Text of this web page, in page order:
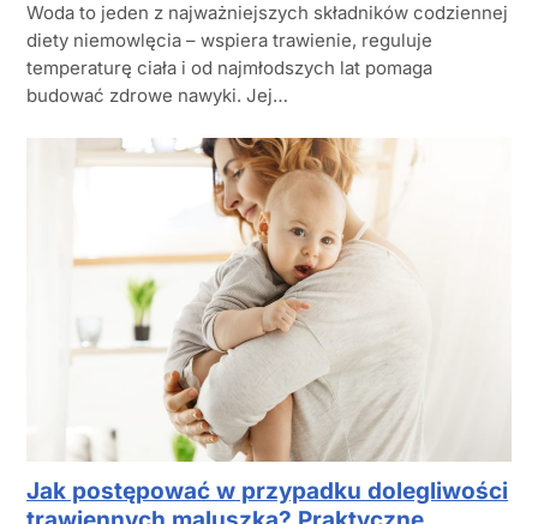
Woda to jeden z najważniejszych składników codziennej
diety niemowlęcia – wspiera trawienie, reguluje
temperaturę ciała i od najmłodszych lat pomaga
budować zdrowe nawyki. Jej…
Jak postępować w przypadku dolegliwości